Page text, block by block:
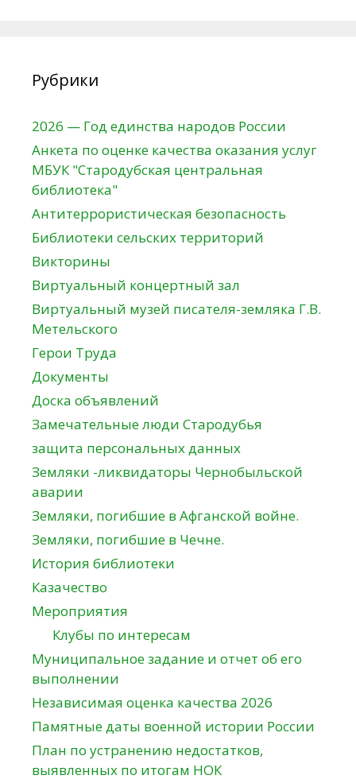
Рубрики
2026 — Год единства народов России
Анкета по оценке качества оказания услуг
МБУК "Стародубская центральная
библиотека"
Антитеррористическая безопасность
Библиотеки сельских территорий
Викторины
Виртуальный концертный зал
Виртуальный музей писателя-земляка Г.В.
Метельского
Герои Труда
Документы
Доска объявлений
Замечательные люди Стародубья
защита персональных данных
Земляки -ликвидаторы Чернобыльской
аварии
Земляки, погибшие в Афганской войне.
Земляки, погибшие в Чечне.
История библиотеки
Казачество
Мероприятия
Клубы по интересам
Муниципальное задание и отчет об его
выполнении
Независимая оценка качества 2026
Памятные даты военной истории России
План по устранению недостатков,
выявленных по итогам НОК